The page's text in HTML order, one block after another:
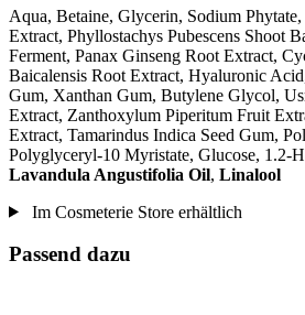
Aqua, Betaine, Glycerin, Sodium
Extract, Phyllostachys Pubescens Shoot
Ferment, Panax Ginseng Root Extract,
Baicalensis Root Extract, Hyaluronic
Gum, Xanthan Gum, Butylene Glycol,
Extract, Zanthoxylum Piperitum Fruit
Extract, Tamarindus Indica Seed Gum,
Polyglyceryl-10 Myristate, Glucose, 1.2-
Lavandula Angustifolia Oil, Linalool
Im Cosmeterie Store erhältlich
Passend dazu